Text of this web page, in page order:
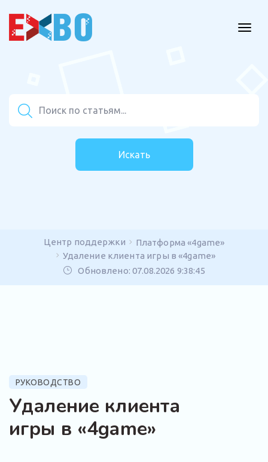
Искать
Центр поддержки
Платформа «4game»
Удаление клиента игры в «4game»
Обновлено: 07.08.2026 9:38:45
РУКОВОДСТВО
Удаление клиента
игры в «4game»